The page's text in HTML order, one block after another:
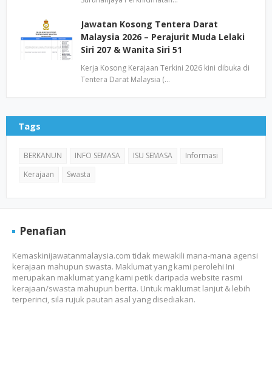
Jawatan Kosong Tentera Darat
Malaysia 2026 – Perajurit Muda Lelaki
Siri 207 & Wanita Siri 51
Kerja Kosong Kerajaan Terkini 2026 kini dibuka di
Tentera Darat Malaysia (…
Tags
BERKANUN INFO SEMASA ISU SEMASA
Informasi
Kerajaan
Swasta
Penafian
Kemaskinijawatanmalaysia.com tidak mewakili mana-mana agensi
kerajaan mahupun swasta. Maklumat yang kami perolehi Ini
merupakan maklumat yang kami petik daripada website rasmi
kerajaan/swasta mahupun berita. Untuk maklumat lanjut & lebih
terperinci, sila rujuk pautan asal yang disediakan.